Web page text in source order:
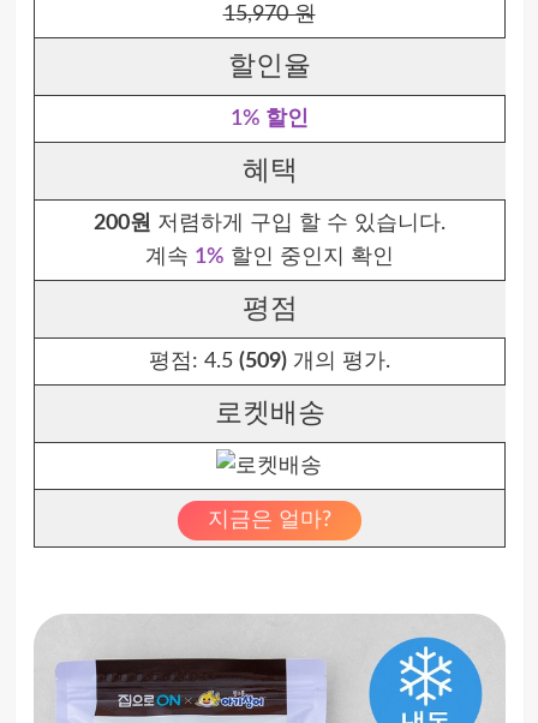
15,970 원
할인율
1% 할인
혜택
200원 저렴하게 구입 할 수 있습니다.
계속 1% 할인 중인지 확인
평점
평점: 4.5 (509)개의 평가.
로켓배송
지금은 얼마?